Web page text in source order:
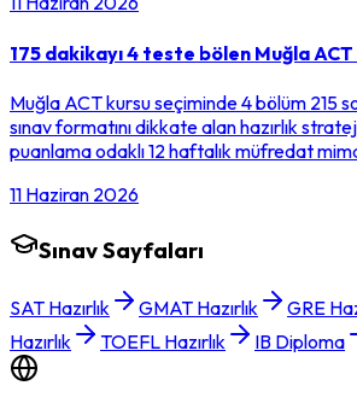
175 dakikayı 4 teste bölen Muğla
Muğla ACT kursu seçiminde 4 bölüm 215
sınav formatını dikkate alan hazırlık
puanlama odaklı 12 haftalık müfredat
11 Haziran 2026
Sınav Sayfaları
SAT Hazırlık GMAT Hazırlık GRE
Hazırlık
TOEFL Hazırlık IB Diploma